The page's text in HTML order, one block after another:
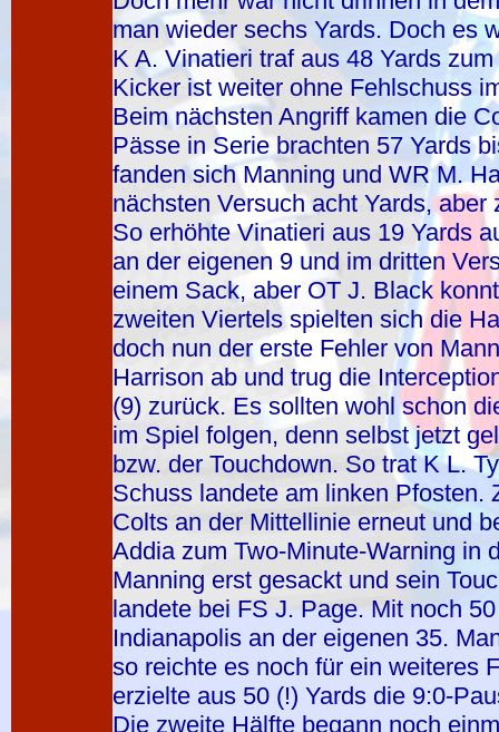
man wieder sechs Yards. Doch es
K A. Vinatieri traf aus 48 Yards
Kicker ist weiter ohne Fehlschuss
Beim nächsten Angriff kamen die
Pässe in Serie brachten 57 Yards
fanden sich Manning und WR M.
nächsten Versuch acht Yards,
So erhöhte Vinatieri aus 19 Yards
an der eigenen 9 und im dritten
einem Sack, aber OT J. Black
zweiten Viertels spielten sich die
doch nun der erste Fehler von
Harrison ab und trug die
(9) zurück. Es sollten wohl schon
im Spiel folgen, denn selbst jetzt
bzw. der Touchdown. So trat K L.
Schuss landete am linken Pfosten.
Colts an der Mittellinie erneut und
Addia zum Two-Minute-Warning in
Manning erst gesackt und sein
landete bei FS J. Page. Mit noch
Indianapolis an der eigenen 35.
so reichte es noch für ein weiteres
erzielte aus 50 (!) Yards die 9:0-
Die zweite Hälfte begann noch